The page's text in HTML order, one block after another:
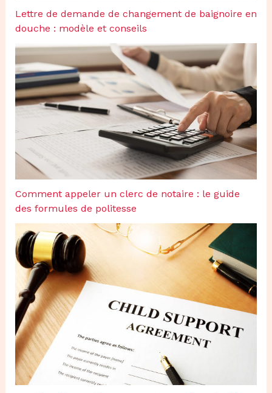
Lettre de demande de changement de baignoire en
douche : modèle et conseils
Comment appeler un clerc de notaire : le guide
des formules de politesse